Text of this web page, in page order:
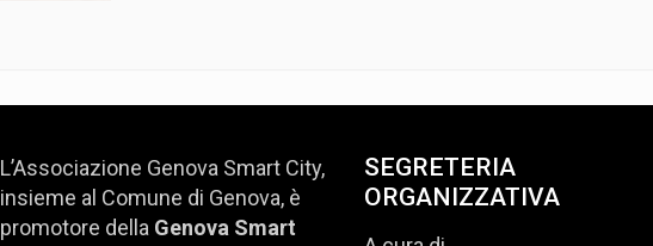
L’Associazione Genova Smart City,
insieme al Comune di Genova, è
promotore della Genova Smart
SEGRETERIA
ORGANIZZATIVA